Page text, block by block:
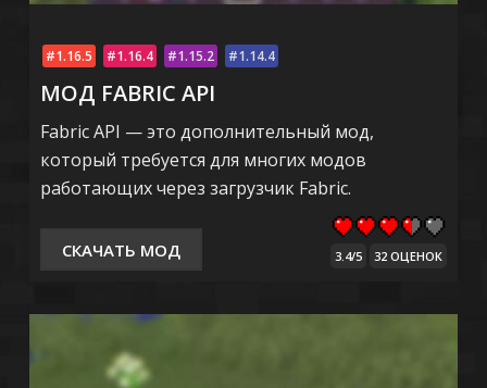
1.16.5 1.16.4 1.15.2 1.14.4
МОД FABRIC API
Fabric API — это дополнительный мод,
который требуется для многих модов
работающих через загрузчик Fabric.
3.4/5 32 ОЦЕНОК
СКАЧАТЬ МОД